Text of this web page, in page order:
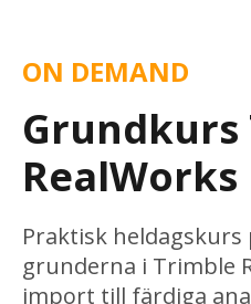
ON DEMAND
RealWorks
Praktisk heldagskurs
grunderna i Trimble
import till färdiga